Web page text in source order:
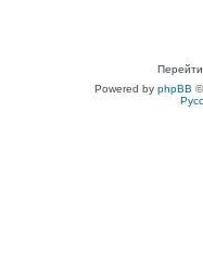
Powered by phpBB